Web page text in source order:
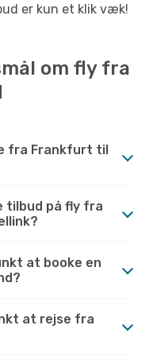
er kun et klik væk!
om fly fra
fra Frankfurt til
tilbud på fly fra
at booke en
at rejse fra